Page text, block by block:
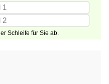
Schleife für Sie ab.